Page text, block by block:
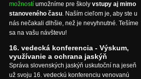
možností umožníme pre školy vstupy aj mimo
stanoveného času. Naším cieľom je, aby ste u
nás nečakali dlhšie, než je nevyhnutné. Tešíme
sa na vašu návštevu!
16. vedecká konferencia - Výskum,
využívanie a ochrana jaskýň
Správa slovenských jaskýň uskutoční na jeseň
už svoju 16. vedeckú konferenciu venovanú